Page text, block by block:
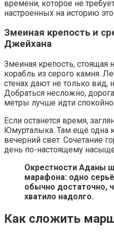
времени, которое не
настроенных на историю
Змеиная крепость и
Джейхана
Змеиная крепость, стоящая
корабль из серого камня.
стенах дают не только вид,
Добраться несложно,
метры лучше идти
Если останется время,
Юмурталыка. Там ещё одна
вечерний свет. Сочетание
день по-настоящему
Окрестности Аданы
марафона: одно
обычно достаточно,
хватило надолго.
Как сложить